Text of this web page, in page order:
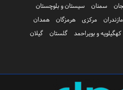
سمنان
سیستان و بلوچستان
مازندران مرکزی هرمزگان
همدان
کهگیلویه و بویراحمد گلستان
گیلان